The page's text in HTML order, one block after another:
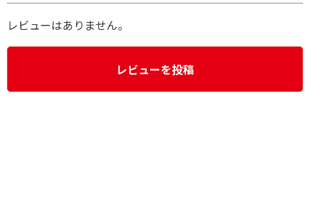
レビューはありません。
レビューを投稿